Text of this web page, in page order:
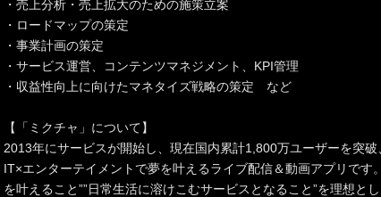
・売上分析・売上拡大のための施策立案
・ロードマップの策定
・事業計画の策定
・サービス運営、コンテンツマネジメント、KPI管理
・収益性向上に向けたマネタイズ戦略の策定 など
【「ミクチャ」について】
2013年にサービスが開始し、現在国内累計1,800万ユーザーを突
IT×エンターテイメントで夢を叶えるライブ配信＆動画アプリです
を叶えること””日常生活に溶けこむサービスとなること”を理想と